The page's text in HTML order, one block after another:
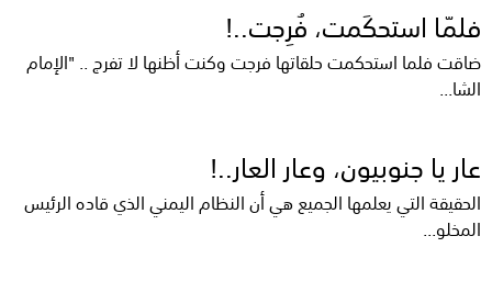
فلمّا استحكَمت، فُرِجت..!
ضاقت فلما استحكمت حلقاتها فرجت وكنت أظنها لا تفرج .. "الإمام
الشا...
عار يا جنوبيون، وعار العار..!
الحقيقة التي يعلمها الجميع هي أن النظام اليمني الذي قاده الرئيس
المخلو...